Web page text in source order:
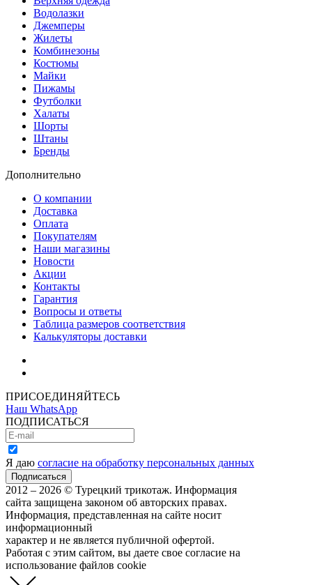
Водолазки
Джемперы
Жилеты
Комбинезоны
Костюмы
Майки
Пижамы
Футболки
Халаты
Шорты
Штаны
Бренды
Дополнительно
О компании
Доставка
Оплата
Покупателям
Наши магазины
Новости
Акции
Контакты
Гарантия
Вопросы и ответы
Таблица размеров соответствия
Калькуляторы доставки
ПРИСОЕДИНЯЙТЕСЬ
Наш WhatsApp
ПОДПИСАТЬСЯ
Я даю согласие на обработку персональных данных
2012 – 2026 © Турецкий трикотаж. Информация
сайта защищена законом об авторских правах.
Информация, представленная на сайте носит
информационный
характер и не является публичной офертой.
Работая с этим сайтом, вы даете свое согласие на
использование файлов cookie